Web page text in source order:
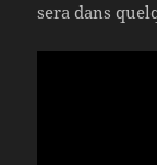
sera dans